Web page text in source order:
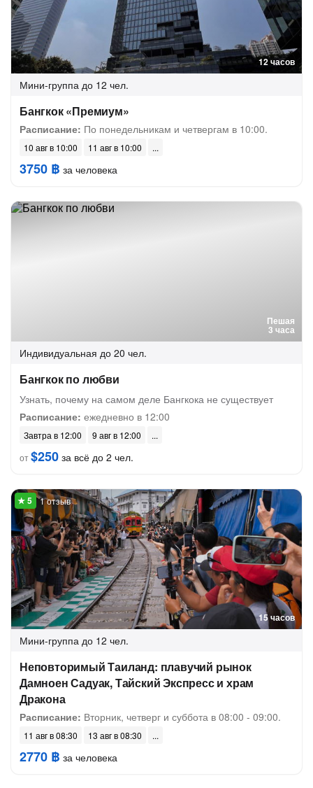
12 часов
Мини-группа до 12 чел.
Бангкок «Премиум»
Расписание: По понедельникам и четвергам в 10:00.
10 авг в 10:00 11 авг в 10:00
3750 ฿ за человека
Пешая
3 часа
Индивидуальная до 20 чел.
Бангкок по любви
Узнать, почему на самом деле Бангкока не существует
Расписание: ежедневно в 12:00
Завтра в 12:00
9 авг в 12:00
от$250 за всё до 2 чел.
15 часов
1 отзыв
Мини-группа до 12 чел.
Неповторимый Таиланд: плавучий рынок
Дамноен Садуак, Тайский Экспресс и храм
Дракона
Расписание: Вторник, четверг и суббота в 08:00 - 09:00.
11 авг в 08:30 13 авг в 08:30
2770 ฿ за человека